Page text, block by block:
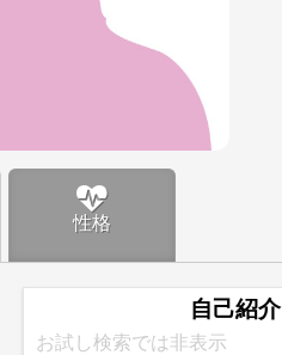
性格
自己紹介
お試し検索では非表示